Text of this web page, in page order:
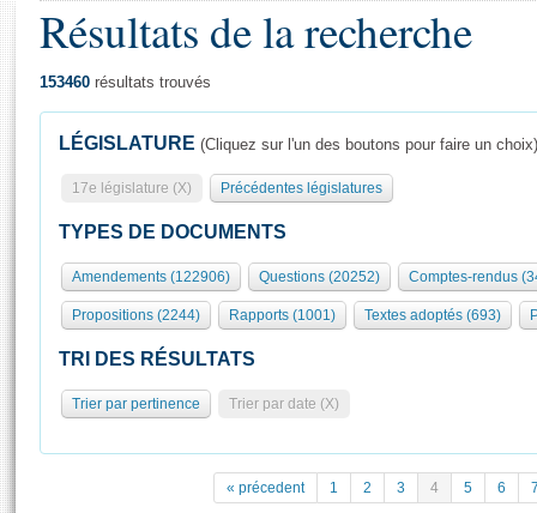
Présidence
577 députés
Groupes politiques
Séance publique
Commissions et autres organes
Europe et International
Pétitions
Général
Rôle et pouvoirs de l'Assemblée
Organisation de l'Assemblée
Présidence Conférence des Présidents Bureau Collège des
Statistiques et chiffres clés
Documents de référence
( Constitution | Règlement de l'Assemblée ... )
Visiter l'Assemblée
Visite virtuelle du palais Bourbon
Assister à une séance
Résultats de la recherche
153460 résultats trouvés
LÉGISLATURE (Cliquez sur l'un des boutons pour faire un choix)
17e législature (X) Précédentes législatures
TYPES DE DOCUMENTS
Amendements (122906) Questions (20252) Comptes-rendus
Propositions (2244) Rapports (1001) Textes adoptés (693)
TRI DES RÉSULTATS
Trier par pertinence Trier par date (X)
« précedent 1 2 3 4 5 6